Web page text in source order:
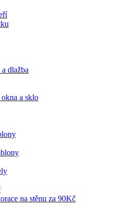
dlažba
a sklo
na stěnu za 90Kč